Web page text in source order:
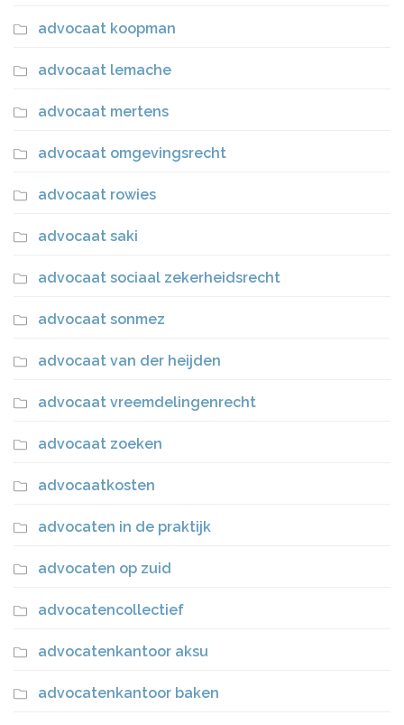
advocaat koopman
advocaat lemache
advocaat mertens
advocaat omgevingsrecht
advocaat rowies
advocaat saki
advocaat sociaal zekerheidsrecht
advocaat sonmez
advocaat van der heijden
advocaat vreemdelingenrecht
advocaat zoeken
advocaatkosten
advocaten in de praktijk
advocaten op zuid
advocatencollectief
advocatenkantoor aksu
advocatenkantoor baken